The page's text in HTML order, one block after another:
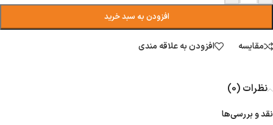
افزودن به سبد خرید
مقایسه افزودن به علاقه مندی
نظرات (0)
نقد و بررسی‌ها